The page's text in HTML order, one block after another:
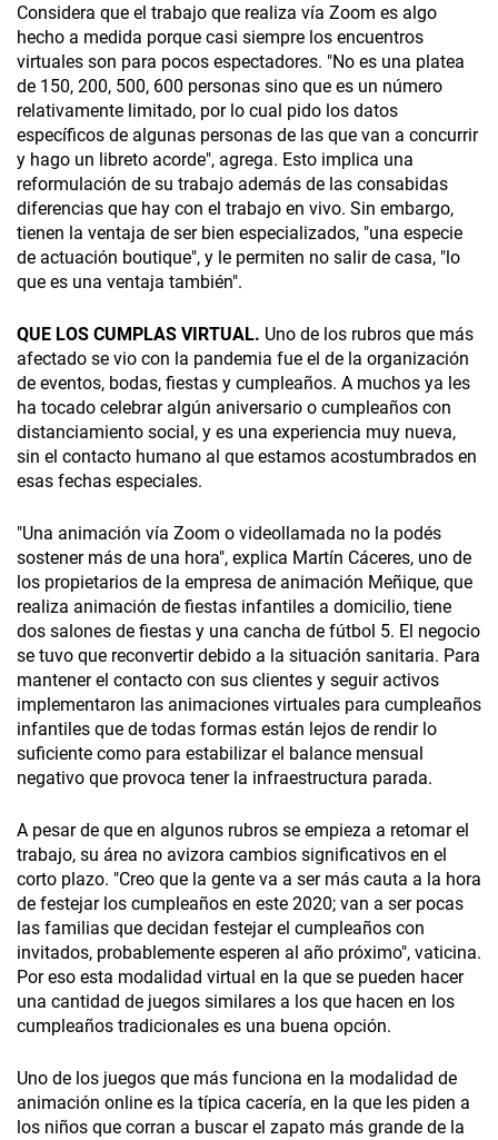
Considera que el trabajo que realiza vía Zoom es algo
hecho a medida porque casi siempre los encuentros
virtuales son para pocos espectadores. "No es una platea
de 150, 200, 500, 600 personas sino que es un número
relativamente limitado, por lo cual pido los datos
específicos de algunas personas de las que van a concurrir
y hago un libreto acorde", agrega. Esto implica una
reformulación de su trabajo además de las consabidas
diferencias que hay con el trabajo en vivo. Sin embargo,
tienen la ventaja de ser bien especializados, "una especie
de actuación boutique", y le permiten no salir de casa, "lo
que es una ventaja también".
QUE LOS CUMPLAS VIRTUAL. Uno de los rubros que más
afectado se vio con la pandemia fue el de la organización
de eventos, bodas, fiestas y cumpleaños. A muchos ya les
ha tocado celebrar algún aniversario o cumpleaños con
distanciamiento social, y es una experiencia muy nueva,
sin el contacto humano al que estamos acostumbrados en
esas fechas especiales.
"Una animación vía Zoom o videollamada no la podés
sostener más de una hora", explica Martín Cáceres, uno de
los propietarios de la empresa de animación Meñique, que
realiza animación de fiestas infantiles a domicilio, tiene
dos salones de fiestas y una cancha de fútbol 5. El negocio
se tuvo que reconvertir debido a la situación sanitaria. Para
mantener el contacto con sus clientes y seguir activos
implementaron las animaciones virtuales para cumpleaños
infantiles que de todas formas están lejos de rendir lo
suficiente como para estabilizar el balance mensual
negativo que provoca tener la infraestructura parada.
A pesar de que en algunos rubros se empieza a retomar el
trabajo, su área no avizora cambios significativos en el
corto plazo. "Creo que la gente va a ser más cauta a la hora
de festejar los cumpleaños en este 2020; van a ser pocas
las familias que decidan festejar el cumpleaños con
invitados, probablemente esperen al año próximo", vaticina.
Por eso esta modalidad virtual en la que se pueden hacer
una cantidad de juegos similares a los que hacen en los
cumpleaños tradicionales es una buena opción.
Uno de los juegos que más funciona en la modalidad de
animación online es la típica cacería, en la que les piden a
los niños que corran a buscar el zapato más grande de la